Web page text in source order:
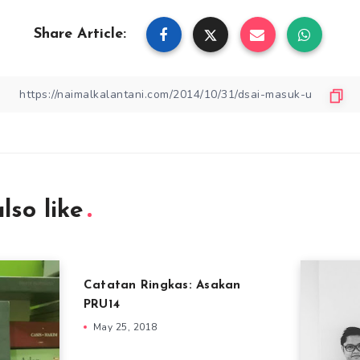
Share Article:
like
Catatan Ringkas: Asakan
PRU14
May 25, 2018